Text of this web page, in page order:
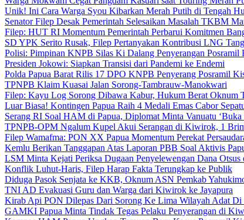
Unik! Ini Cara Warga Syou Kibarkan Merah Putih di Tengah
Senator Filep Desak Pemerintah Selesaikan Masalah TKBM
Filep: HUT RI Momentum Pemerintah Perbarui Komitmen
SD YPK Serito Rusak, Filep Pertanyakan Kontribusi LNG
Polisi: Pimpinan KNPB Silas Ki Dalang Penyerangan Posramil
Presiden Jokowi: Siapkan Transisi dari Pandemi ke Endemi
Polda Papua Barat Rilis 17 DPO KNPB Penyerang Posramil
TPNPB Klaim Kuasai Jalan Sorong-Tambrauw-Manokwari
Filep: Kayu Log Sorong Dibawa Kabur, Hukum Berat Oknum
Luar Biasa! Kontingen Papua Raih 4 Medali Emas Cabor
Serang RI Soal HAM di Papua, Diplomat Minta Vanuatu ‘Buka
TPNPB-OPM Ngalum Kupel Akui Serangan di Kiwirok, 1
Filep Wamafma: PON XX Papua Momentum Perekat
Kemlu Berikan Tanggapan Atas Laporan PBB Soal Aktivis
LSM Minta Kejati Periksa Dugaan Penyelewengan Dana
Konflik Luhut-Haris, Filep Harap Fakta Terungkap ke Publik
Diduga Pasok Senjata ke KKB, Oknum ASN Pemkab
TNI AD Evakuasi Guru dan Warga dari Kiwirok ke Jayapura
Kirab Api PON Dilepas Dari Sorong Ke Lima Wilayah Adat Di
GAMKI Papua Minta Tindak Tegas Pelaku Penyerangan di